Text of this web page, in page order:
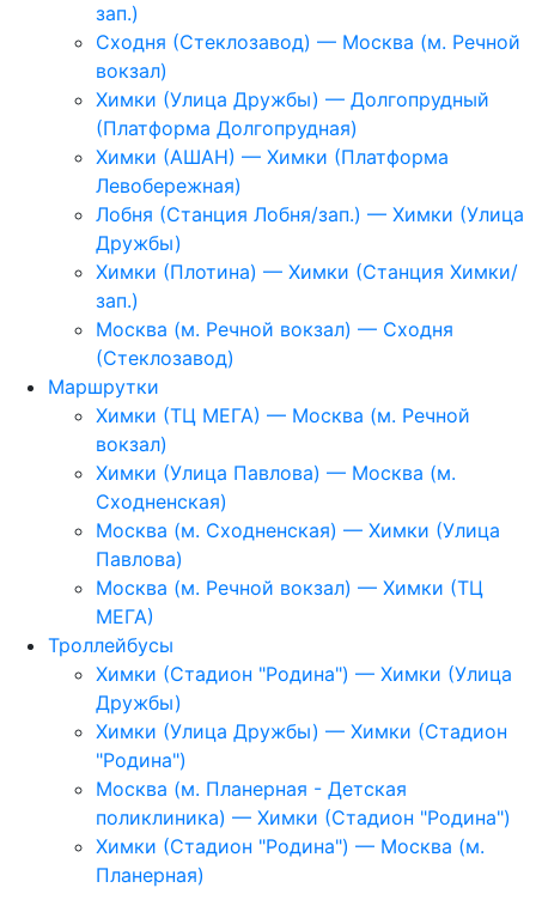
зап.)
Сходня (Стеклозавод) — Москва (м. Речной
вокзал)
Химки (Улица Дружбы) — Долгопрудный
(Платформа Долгопрудная)
Химки (АШАН) — Химки (Платформа
Левобережная)
Лобня (Станция Лобня/зап.) — Химки (Улица
Дружбы)
Химки (Плотина) — Химки (Станция Химки/
зап.)
Москва (м. Речной вокзал) — Сходня
(Стеклозавод)
Маршрутки
Химки (ТЦ МЕГА) — Москва (м. Речной
вокзал)
Химки (Улица Павлова) — Москва (м.
Сходненская)
Москва (м. Сходненская) — Химки (Улица
Павлова)
Москва (м. Речной вокзал) — Химки (ТЦ
МЕГА)
Троллейбусы
Химки (Стадион "Родина") — Химки (Улица
Дружбы)
Химки (Улица Дружбы) — Химки (Стадион
"Родина")
Москва (м. Планерная - Детская
поликлиника) — Химки (Стадион "Родина")
Химки (Стадион "Родина") — Москва (м.
Планерная)